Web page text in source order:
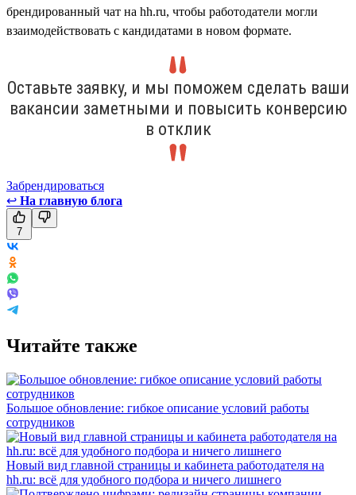
брендированный чат на hh.ru, чтобы работодатели могли
взаимодействовать с кандидатами в новом формате.
Оставьте заявку, и мы поможем сделать ваши
вакансии заметными и повысить конверсию
в отклик
Забрендироваться
↩ На главную блога
7
Читайте также
Большое обновление: гибкое описание условий работы
сотрудников
Новый вид главной страницы и кабинета работодателя на
hh.ru: всё для удобного подбора и ничего лишнего